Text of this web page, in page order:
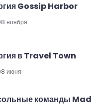
Gossip Harbor
ноября
в Travel Town
июня
команды Mad